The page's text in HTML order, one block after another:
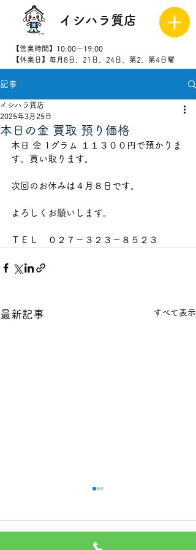
イシハラ質店
【営業時間】10:00～19:00
【休業日】毎月8日、21日、24日、第2、第4日曜
8523
記事
本日の金 買取 預り価格
イシハラ質店
2025年3月25日
本日 金 1グラム １１３００円で預かりま
す。買い取ります。
次回のお休みは４月８日です。
よろしくお願いします。
ＴＥＬ　０２７－３２３－８５２３
最新記事 すべて表示
格